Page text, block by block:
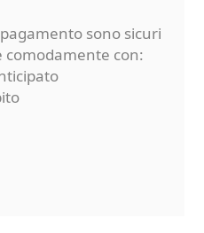
sono sicuri
comodamente con: